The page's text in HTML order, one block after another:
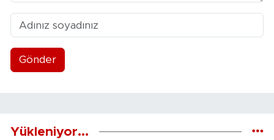
Gönder
Yükleniyor...